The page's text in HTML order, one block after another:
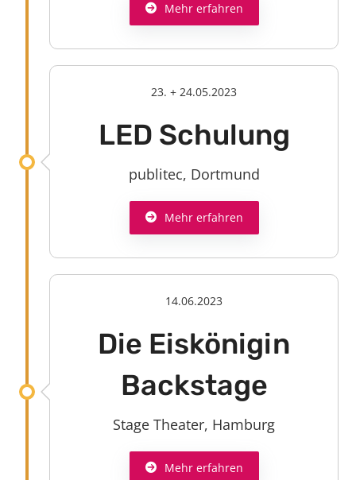
Mehr erfahren
23. + 24.05.2023
LED Schulung
publitec, Dortmund
Mehr erfahren
14.06.2023
Die Eiskönigin
Backstage
Stage Theater, Hamburg
Mehr erfahren